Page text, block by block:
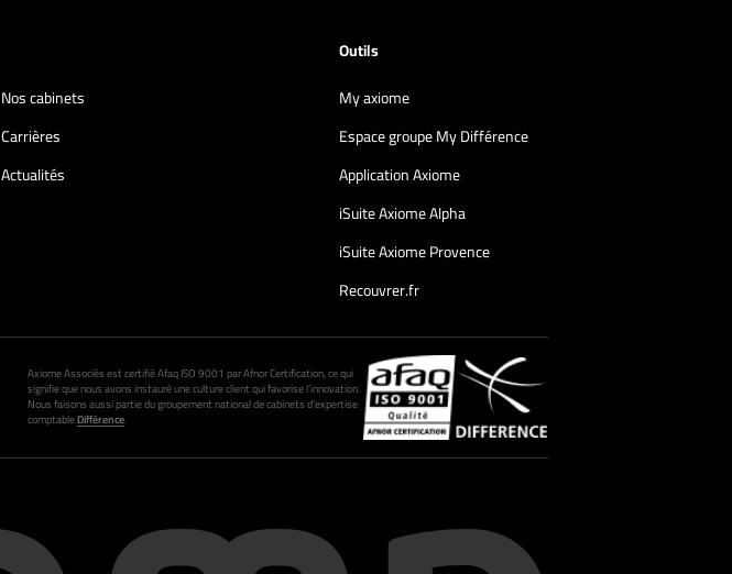
Nos cabinets
Carrières
Actualités
Outils
My axiome
Espace groupe My Différence
Application Axiome
iSuite Axiome Alpha
iSuite Axiome Provence
Recouvrer.fr
Axiome Associés est certifié Afaq ISO 9001 par Afnor Certification, ce qui
signifie que nous avons instauré une culture client qui favorise l’innovation.
Nous faisons aussi partie du groupement national de cabinets d’expertise
comptableDifférence.